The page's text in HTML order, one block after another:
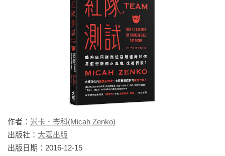
作者： 米卡．岑科(Micah Zenko)
出版社： 大寫出版
出版日期：2016-12-15